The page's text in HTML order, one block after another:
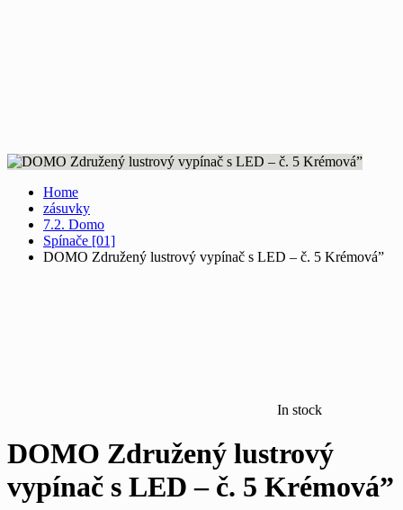
Home
zásuvky
7.2. Domo
Spínače [01]
DOMO Združený lustrový vypínač s LED – č. 5 Krémová”
In stock
DOMO Združený lustrový
vypínač s LED – č. 5 Krémová”